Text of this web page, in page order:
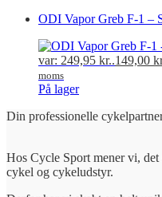
ODI Vapor Greb F-1 –
var: 249,95 kr..149,00
moms
På lager
Din professionelle
Hos Cycle Sport mener vi,
cykel og cykeludstyr.